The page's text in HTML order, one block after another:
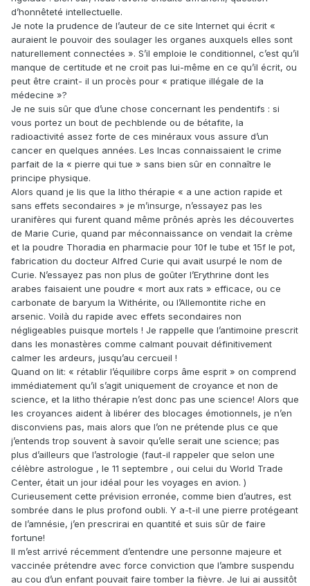
d’honnêteté intellectuelle.
Je note la prudence de l’auteur de ce site Internet qui écrit «
auraient le pouvoir des soulager les organes auxquels elles sont
naturellement connectées ». S’il emploie le conditionnel, c’est qu’il
manque de certitude et ne croit pas lui-même en ce qu’il écrit, ou
peut être craint- il un procès pour « pratique illégale de la
médecine »?
Je ne suis sûr que d’une chose concernant les pendentifs : si
vous portez un bout de pechblende ou de bétafite, la
radioactivité assez forte de ces minéraux vous assure d’un
cancer en quelques années. Les Incas connaissaient le crime
parfait de la « pierre qui tue » sans bien sûr en connaître le
principe physique.
Alors quand je lis que la litho thérapie « a une action rapide et
sans effets secondaires » je m’insurge, n’essayez pas les
uranifères qui furent quand même prônés après les découvertes
de Marie Curie, quand par méconnaissance on vendait la crème
et la poudre Thoradia en pharmacie pour 10f le tube et 15f le pot,
fabrication du docteur Alfred Curie qui avait usurpé le nom de
Curie. N’essayez pas non plus de goûter l’Erythrine dont les
arabes faisaient une poudre « mort aux rats » efficace, ou ce
carbonate de baryum la Withérite, ou l’Allemontite riche en
arsenic. Voilà du rapide avec effets secondaires non
négligeables puisque mortels ! Je rappelle que l’antimoine prescrit
dans les monastères comme calmant pouvait définitivement
calmer les ardeurs, jusqu’au cercueil !
Quand on lit: « rétablir l’équilibre corps âme esprit » on comprend
immédiatement qu’il s’agit uniquement de croyance et non de
science, et la litho thérapie n’est donc pas une science! Alors que
les croyances aident à libérer des blocages émotionnels, je n’en
disconviens pas, mais alors que l’on ne prétende plus ce que
j’entends trop souvent à savoir qu’elle serait une science; pas
plus d’ailleurs que l’astrologie (faut-il rappeler que selon une
célèbre astrologue , le 11 septembre , oui celui du World Trade
Center, était un jour idéal pour les voyages en avion. )
Curieusement cette prévision erronée, comme bien d’autres, est
sombrée dans le plus profond oubli. Y a-t-il une pierre protégeant
de l’amnésie, j’en prescrirai en quantité et suis sûr de faire
fortune!
Il m’est arrivé récemment d’entendre une personne majeure et
vaccinée prétendre avec force conviction que l’ambre suspendu
au cou d’un enfant pouvait faire tomber la fièvre. Je lui ai aussitôt